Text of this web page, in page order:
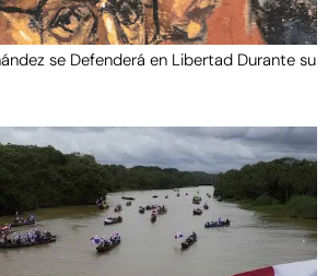
se Defenderá en Libertad Durante su